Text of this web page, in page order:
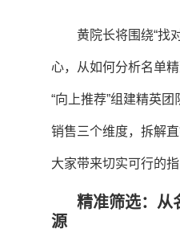
黄院长将围绕“找
心，从如何分析名单
“向上推荐”组建精英
销售三个维度，拆解
大家带来切实可行的指
精准筛选：从
源